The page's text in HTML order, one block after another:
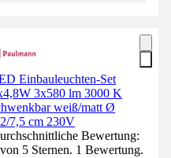
Einbauleuchten-Set
3x580 lm 3000 K
weiß/matt Ø
7,5 cm 230V
Bewertung:
5 Sternen. 1 Bewertung.